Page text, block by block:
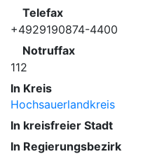
Telefax
+4929190874-4400
Notruffax
112
In Kreis
Hochsauerlandkreis
In kreisfreier Stadt
In Regierungsbezirk